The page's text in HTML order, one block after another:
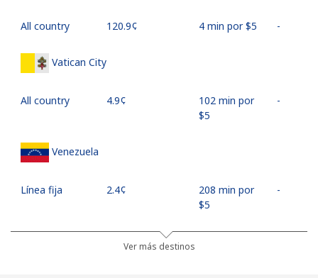
All country ⁦120.9¢⁩ 4 min por ⁦$5⁩ -
Vatican City
All country ⁦4.9¢⁩
102 min por
⁦$5⁩
-
Venezuela
Línea fija ⁦2.4¢⁩
208 min por
⁦$5⁩
-
Ver más destinos